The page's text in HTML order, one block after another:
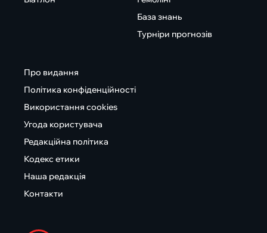
База знань
Турніри прогнозів
Про видання
Політика конфіденційності
Використання cookies
Угода користувача
Редакційна політика
Кодекс етики
Наша редакція
Контакти